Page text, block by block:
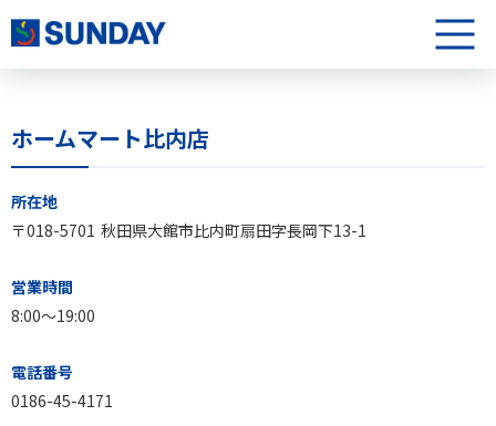
株式会社サンデー
メニュ
ホームマート比内店
ホームマート比内店について
所在地
〒018-5701 秋田県大館市比内町扇田字長岡下13-1
営業時間
8:00〜19:00
電話番号
0186-45-4171